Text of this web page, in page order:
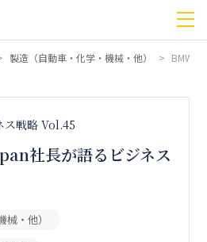
製造（自動車・化学・機械・他） BMW
ス戦略 Vol.45
社長が語るビジネス
・他）